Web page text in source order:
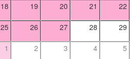
18 19 20 21 22
25 26 27 28 29
1 2 3 4 5